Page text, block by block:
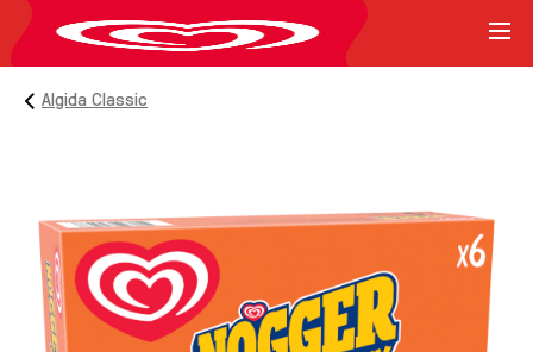
Algida Classic